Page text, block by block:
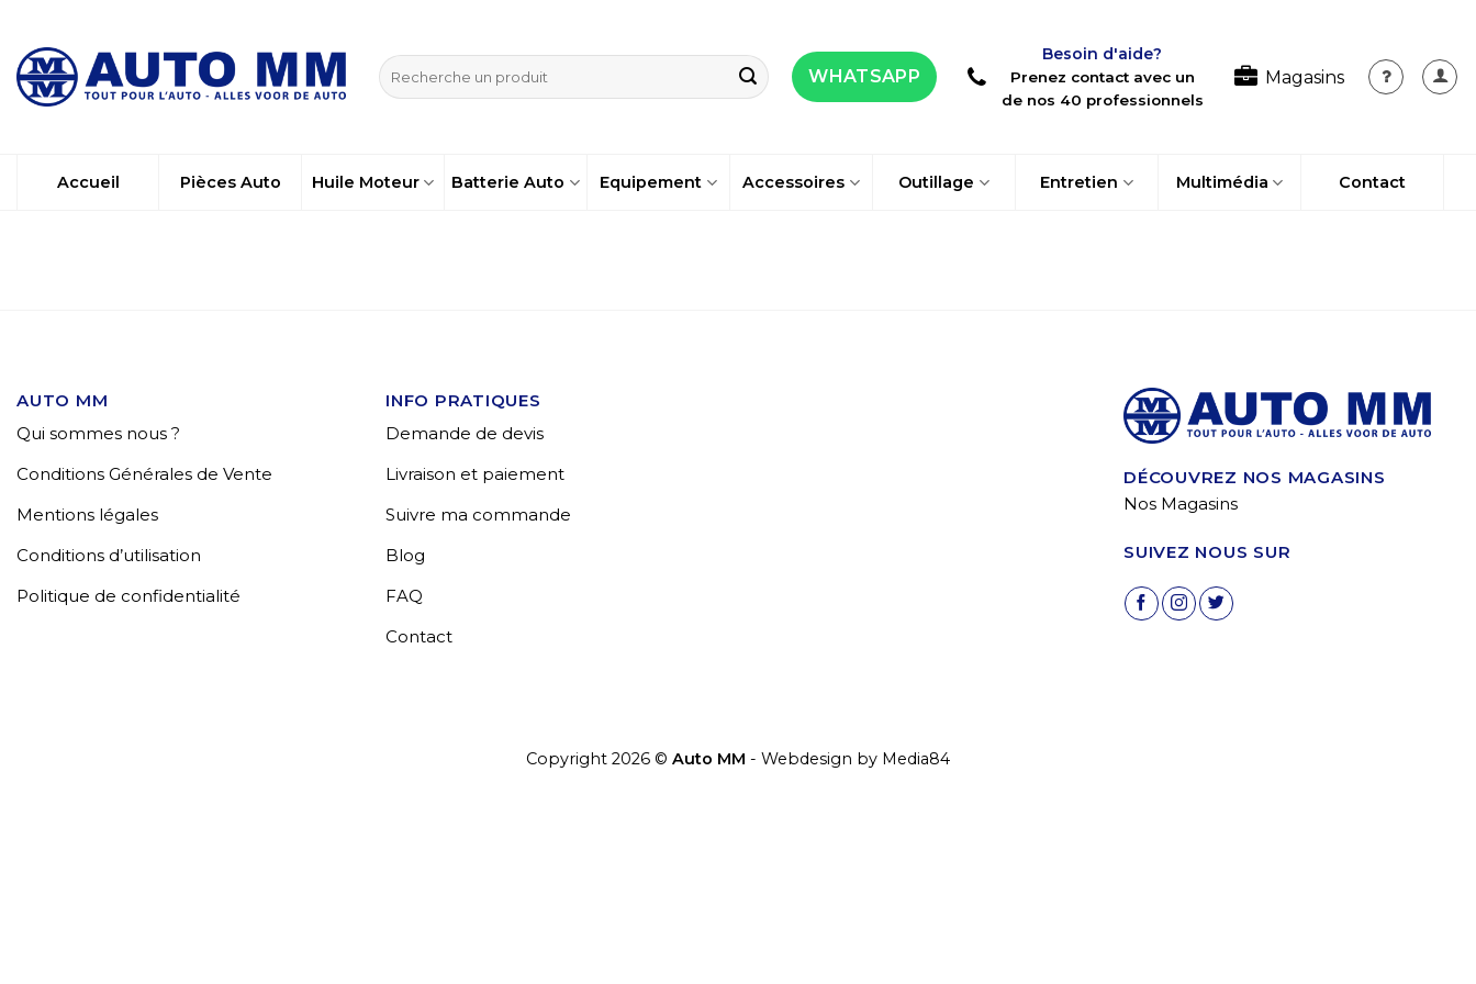
contenu
Recherche
pour :
WHATSAPP
Besoin d'aide?
Prenez contact avec un
de nos 40 professionnels
Magasins
Accueil Pièces Auto Huile Moteur Batterie Auto Equipement Accessoires Outillage Entretien Multimédia Contact
AUTO MM
Qui sommes nous ?
Conditions Générales de Vente
Mentions légales
Conditions d’utilisation
Politique de confidentialité
INFO PRATIQUES
Demande de devis
Livraison et paiement
Suivre ma commande
Blog
FAQ
Contact
DÉCOUVREZ NOS MAGASINS
Nos Magasins
SUIVEZ NOUS SUR
Copyright 2026 © Auto MM - Webdesign by Media84